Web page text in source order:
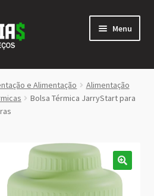
Menu
e Alimentação
Alimentação
Bolsa Térmica JarryStart para